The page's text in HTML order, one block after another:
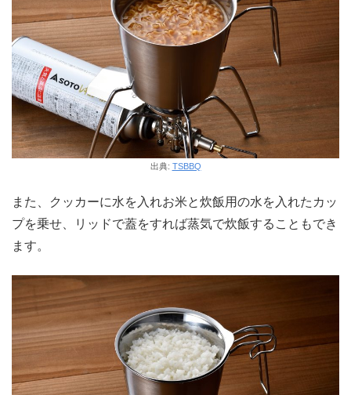
出典: TSBBQ
また、クッカーに水を入れお米と炊飯用の水を入れたカッ
プを乗せ、リッドで蓋をすれば蒸気で炊飯することもでき
ます。